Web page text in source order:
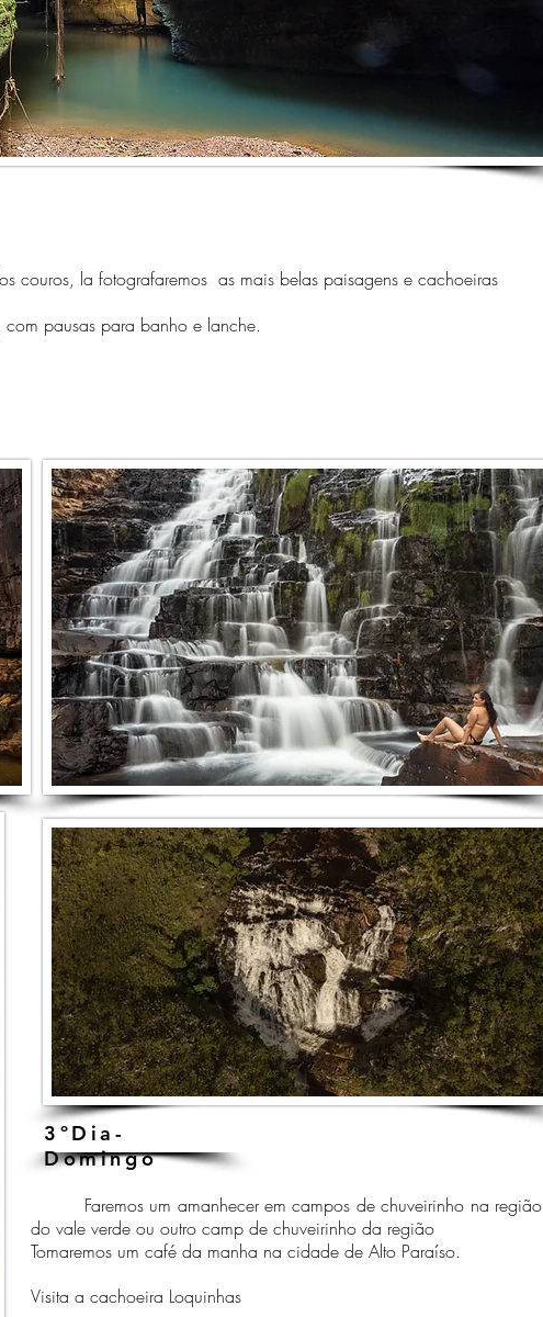
la fotografaremos as mais belas paisagens e cachoeiras
com pausas para banho e lanche.
3ºDia-
Domingo
Faremos um amanhecer em campos de chuveirinho na região
do vale verde ou outro camp de chuveirinho da região
Tomaremos um café da manha na cidade de Alto Paraíso.
Visita a cachoeira Loquinhas